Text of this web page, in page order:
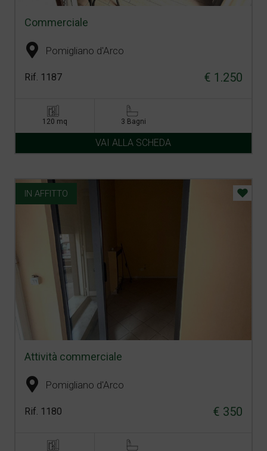
Commerciale
Pomigliano d'Arco
Rif. 1187 € 1.250
120 mq 3 Bagni
VAI ALLA SCHEDA
IN AFFITTO
Attività commerciale
Pomigliano d'Arco
Rif. 1180 € 350